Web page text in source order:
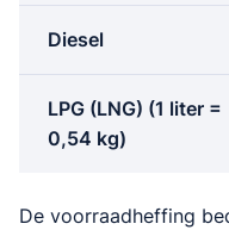
Diesel
LPG (LNG) (1 liter =
0,54 kg)
De voorraadheffing